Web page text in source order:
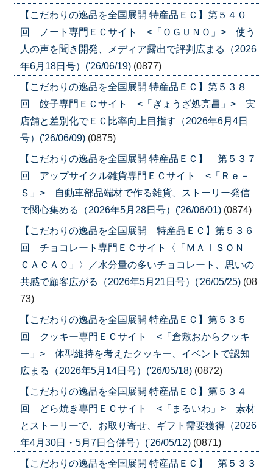
【こだわりの逸品を全国展開 特産品ＥＣ】第５４０
回 ノート専門ＥＣサイト <「ＯＧＵＮＯ」> 使う
人の声を聞き開発、メディア露出で評判広まる（2026
年6月18日号）('26/06/19) (0877)
【こだわりの逸品を全国展開 特産品ＥＣ】第５３８
回 餃子専門ＥＣサイト <「ぎょうざ処亮昌」> 実
店舗と差別化でＥＣ比率向上目指す（2026年6月4日
号）('26/06/09) (0875)
【こだわりの逸品を全国展開 特産品ＥＣ】 第５３７
回 アップサイクル雑貨専門ＥＣサイト <「Ｒｅ－
Ｓ」> 自動車部品端材で作る雑貨、ストーリー発信
で関心集める（2026年5月28日号）('26/06/01) (0874)
【こだわりの逸品を全国展開 特産品ＥＣ】第５３６
回 チョコレート専門ＥＣサイト〈「ＭＡＩＳＯＮ
ＣＡＣＡＯ」〉／水分量の多いチョコレート、思いの
共感で顧客広がる（2026年5月21日号）('26/05/25) (08
73)
【こだわりの逸品を全国展開 特産品ＥＣ】第５３５
回 クッキー専門ＥＣサイト <「倉敷おからクッキ
ー」> 体型維持を考えたクッキー、イベントで認知
広まる（2026年5月14日号）('26/05/18) (0872)
【こだわりの逸品を全国展開 特産品ＥＣ】第５３４
回 どら焼き専門ＥＣサイト <「まるいわ」> 素材
とストーリーで、お取り寄せ、ギフト需要獲得（2026
年4月30日・5月7日合併号）('26/05/12) (0871)
【こだわりの逸品を全国展開 特産品ＥＣ】 第５３３